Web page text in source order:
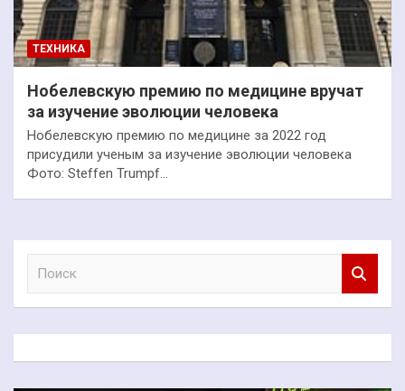
ТЕХНИКА
Нобелевскую премию по медицине вручат
за изучение эволюции человека
Нобелевскую премию по медицине за 2022 год
присудили ученым за изучение эволюции человека
Фото: Steffen Trumpf…
к